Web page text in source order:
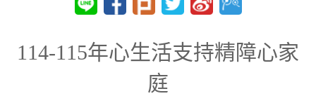
114-115年心生活支持精障心家
庭